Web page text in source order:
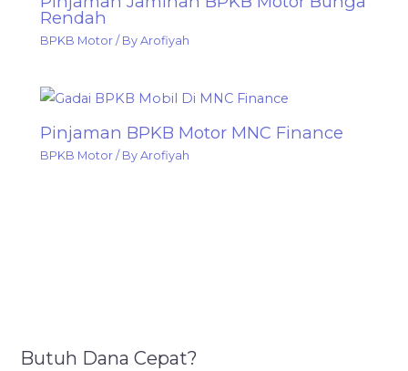
Rendah
BPKB Motor / ByArofiyah
Pinjaman BPKB Motor MNC Finance
BPKB Motor / ByArofiyah
Butuh Dana Cepat?